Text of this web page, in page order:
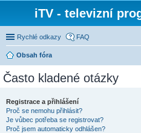
iTV - televizní
Rychlé odkazy FAQ
Obsah fóra
Často kladené otázky
Registrace a přihlášení
Proč se nemohu přihlásit?
Je vůbec potřeba se registrovat?
Proč jsem automaticky odhlášen?